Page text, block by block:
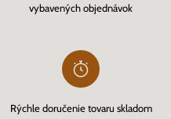
vybavených objednávok
Rýchle doručenie tovaru skladom